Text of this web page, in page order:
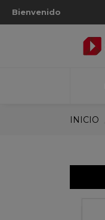
Bienvenido
INICIO